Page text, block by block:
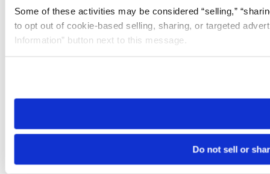
Some of these activities may be considered “selling,”
to opt out of cookie-based selling, sharing, or targeted
Information” button next to this message.
need to be set again.
Do not sell or